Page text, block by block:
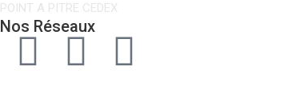
POINT A PITRE CEDEX
Nos Réseaux